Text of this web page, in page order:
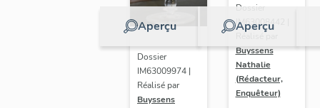
Aperçu
Dossier
IM63009974 |
Réalisé par
Buyssens
Aperçu
Dossier
IM63008442 |
Buyssens
Nathalie
(Rédacteur,
Enquêteur)